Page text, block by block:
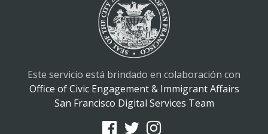
Este servicio está brindado en colaboración con
Office of Civic Engagement & Immigrant Affairs
San Francisco Digital Services Team